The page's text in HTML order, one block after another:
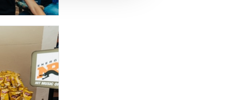
führen diese Informationen